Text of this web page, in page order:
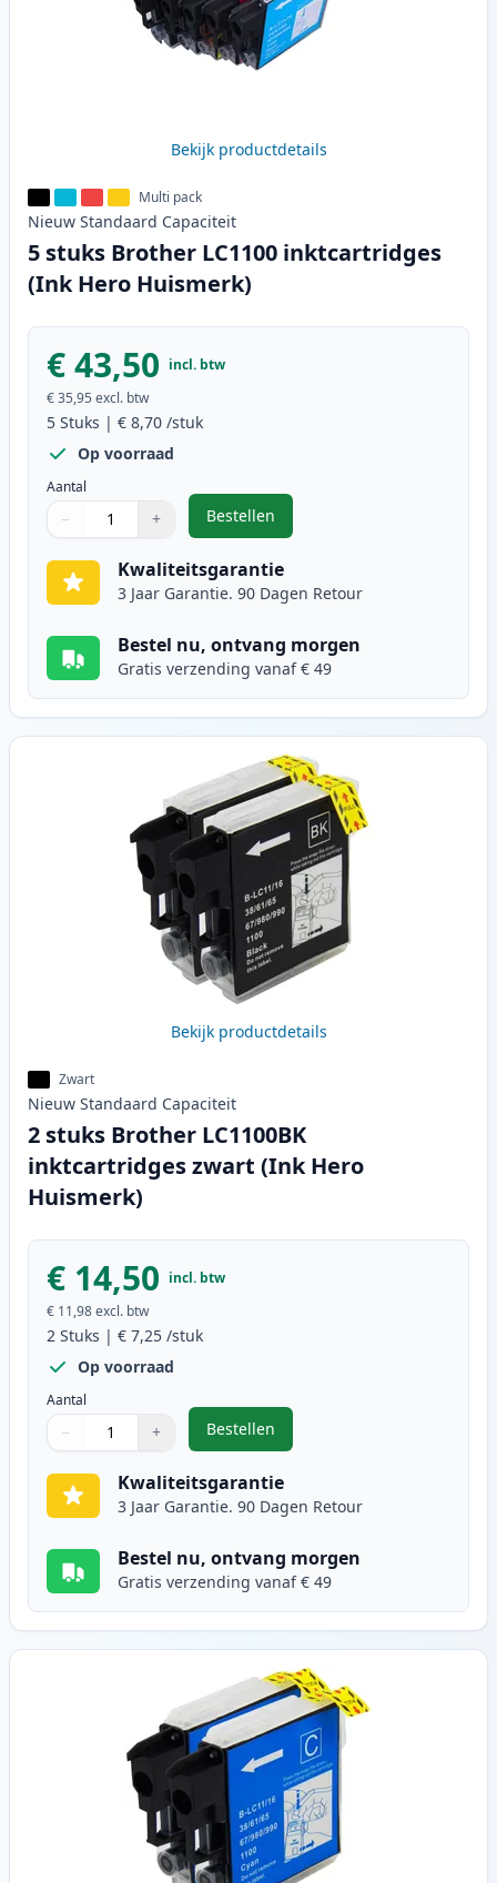
Bekijk productdetails
Multi pack
Nieuw Standaard Capaciteit
5 stuks Brother LC1100 inktcartridges
(Ink Hero Huismerk)
€ 43,50 incl. btw
€ 35,95 excl. btw
5 Stuks | € 8,70 /stuk
Op voorraad
Aantal
Gebruik de knoppen om aan te passen
− +
1
Bestellen
,5 stuks Brother LC1100
Kwaliteitsgarantie
3 Jaar Garantie. 90 Dagen Retour
Bestel nu, ontvang morgen
Gratis verzending vanaf € 49
Bekijk productdetails
Zwart
Nieuw Standaard Capaciteit
2 stuks Brother LC1100BK
inktcartridges zwart (Ink Hero
Huismerk)
€ 14,50 incl. btw
€ 11,98excl. btw
2 Stuks | € 7,25 /stuk
Op voorraad
Aantal
Gebruik de knoppen om aan te passen
− +
1
Bestellen
,2 stuks Brother LC1100BK
Kwaliteitsgarantie
3 Jaar Garantie. 90 Dagen Retour
Bestel nu, ontvang morgen
Gratis verzending vanaf € 49